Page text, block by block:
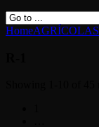
HomeAGRÍCOLAS